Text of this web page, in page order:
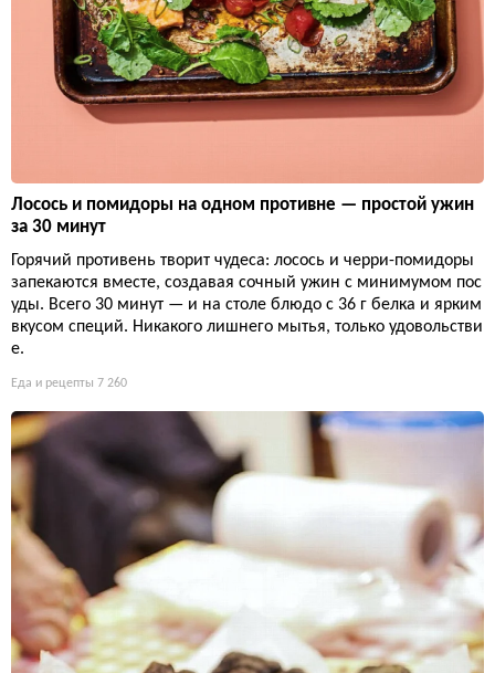
Лосось и помидоры на одном противне — простой ужин
за 30 минут
Горячий противень творит чудеса: лосось и черри-помидоры
запекаются вместе, создавая сочный ужин с минимумом пос
уды. Всего 30 минут — и на столе блюдо с 36 г белка и ярким
вкусом специй. Никакого лишнего мытья, только удовольстви
е.
Еда и рецепты 7 260